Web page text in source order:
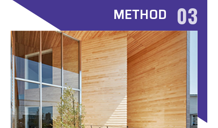
METHOD 03